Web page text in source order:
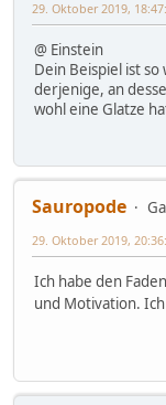
29. Oktober 2019,
@ Einstein
Dein Beispiel ist
derjenige, an
wohl eine Glatze
Sauropode
29. Oktober 2019,
Ich habe den
und Motivation.